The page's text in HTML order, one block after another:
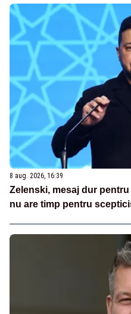
8 aug. 2026, 16:39
Zelenski, mesaj dur
nu are timp pentru